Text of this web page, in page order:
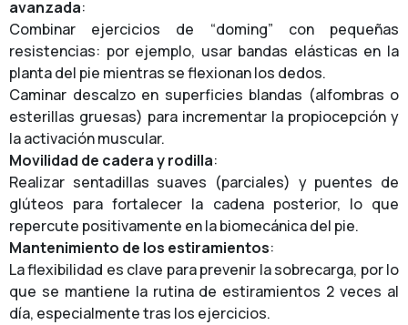
avanzada:
Combinar ejercicios de “doming” con pequeñas
resistencias: por ejemplo, usar bandas elásticas en la
planta del pie mientras se flexionan los dedos.
Caminar descalzo en superficies blandas (alfombras o
esterillas gruesas) para incrementar la propiocepción y
la activación muscular.
Movilidad de cadera y rodilla:
Realizar sentadillas suaves (parciales) y puentes de
glúteos para fortalecer la cadena posterior, lo que
repercute positivamente en la biomecánica del pie.
Mantenimiento de los estiramientos:
La flexibilidad es clave para prevenir la sobrecarga, por lo
que se mantiene la rutina de estiramientos 2 veces al
día, especialmente tras los ejercicios.